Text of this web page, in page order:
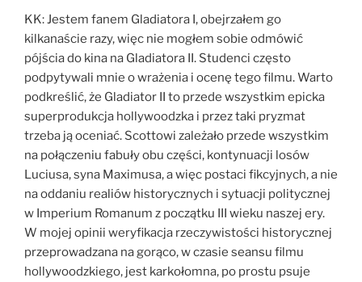
KK: Jestem fanem Gladiatora I, obejrzałem go
kilkanaście razy, więc nie mogłem sobie odmówić
pójścia do kina na Gladiatora II. Studenci często
podpytywali mnie o wrażenia i ocenę tego filmu. Warto
podkreślić, że Gladiator II to przede wszystkim epicka
superprodukcja hollywoodzka i przez taki pryzmat
trzeba ją oceniać. Scottowi zależało przede wszystkim
na połączeniu fabuły obu części, kontynuacji losów
Luciusa, syna Maximusa, a więc postaci fikcyjnych, a nie
na oddaniu realiów historycznych i sytuacji politycznej
w Imperium Romanum z początku III wieku naszej ery.
W mojej opinii weryfikacja rzeczywistości historycznej
przeprowadzana na gorąco, w czasie seansu filmu
hollywoodzkiego, jest karkołomna, po prostu psuje